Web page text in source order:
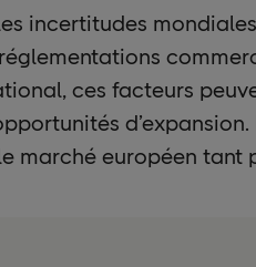
incertitudes
ces facteurs
d’expansion.
marché européen tant